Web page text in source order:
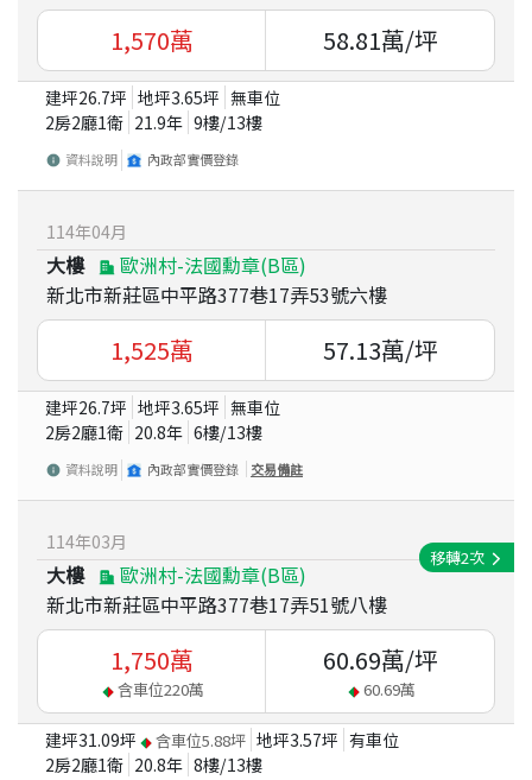
1,570萬 58.81萬/坪
建坪26.7坪 地坪3.65坪 無車位
2房2廳1衛 21.9年 9樓/13樓
資料說明 內政部實價登錄
114年04月
大樓
歐洲村-法國勳章(B區)
新北市新莊區中平路377巷17弄53號六樓
1,525萬 57.13萬/坪
建坪26.7坪 地坪3.65坪 無車位
2房2廳1衛 20.8年 6樓/13樓
資料說明 內政部實價登錄 交易備註
114年03月
大樓
歐洲村-法國勳章(B區)
新北市新莊區中平路377巷17弄51號八樓
移轉2次
1,750萬
含車位220萬
60.69萬/坪
60.69萬
建坪31.09坪 含車位5.88坪 地坪3.57坪 有車位
2房2廳1衛 20.8年 8樓/13樓